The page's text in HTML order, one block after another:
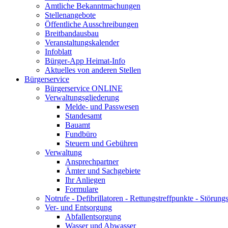
Amtliche Bekanntmachungen
Stellenangebote
Öffentliche Ausschreibungen
Breitbandausbau
Veranstaltungskalender
Infoblatt
Bürger-App Heimat-Info
Aktuelles von anderen Stellen
Bürgerservice
Bürgerservice ONLINE
Verwaltungsgliederung
Melde- und Passwesen
Standesamt
Bauamt
Fundbüro
Steuern und Gebühren
Verwaltung
Ansprechpartner
Ämter und Sachgebiete
Ihr Anliegen
Formulare
Notrufe - Defibrillatoren - Rettungstreffpunkte -
Ver- und Entsorgung
Abfallentsorgung
Wasser und Abwasser